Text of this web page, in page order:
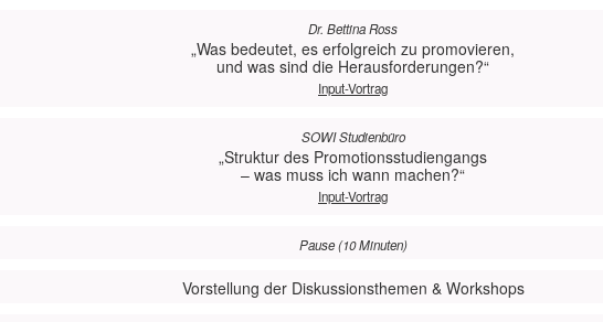
Dr. Bettina Ross
„Was bedeutet, es erfolgreich zu promovieren,
und was sind die Herausforderungen?“
Input-Vortrag
SOWI Studienbüro
„Struktur des Promotionsstudiengangs
– was muss ich wann machen?“
Input-Vortrag
Pause (10 Minuten)
Vorstellung der Diskussionsthemen & Workshops